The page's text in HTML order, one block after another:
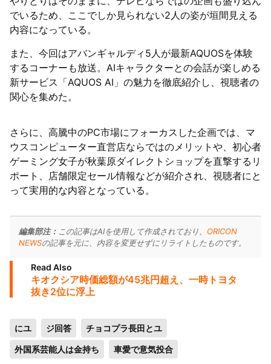
でいるため、ここでしか見られない2人の姿が垣間見える
内容になっている。
また、今回はアバンギャルディ5人が最新AQUOSを体験
するコーナーも放送。AIキャラクターとの会話が楽しめる
新サービス「AQUOS AI」の魅力を徹底紹介し、視聴者の
関心を集めた。
さらに、高騰中のPC市場にフォーカスした企画では、マ
ウスコンピューター直営店ならではのメリットや、初心者
ゲーミング女子が秋葉原ダイレクトショップを直撃するリ
ポート、店舗限定セール情報などが紹介され、視聴者にと
って実用的な内容となっている。
編集部注： この記事はAIを使用して作成されており、 ORICON
NEWSの記事を元に、内容を変更せずにリライトしたものです。
Read Also
キオクシア時価総額が45兆円超え、一時トヨタ
抜き2位に浮上
にユ ジ回答 チョコプラ長田とユ
外国系芸能人は金持ち 車愛で意気投合